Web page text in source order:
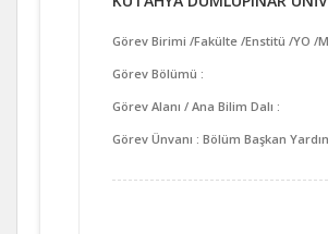
Görev Birimi /Fakülte /Enstitü /YO /
Görev Bölümü :
Görev Alanı / Ana Bilim Dalı :
Görev Ünvanı : Bölüm Başkan